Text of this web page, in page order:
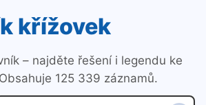
křížovek
– najděte řešení i legendu ke
125 339 záznamů.